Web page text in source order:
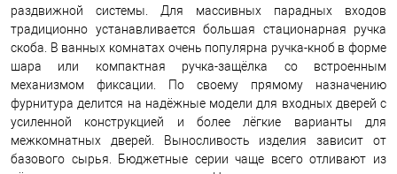
раздвижной системы. Для массивных парадных входов
традиционно устанавливается большая стационарная ручка
скоба. В ванных комнатах очень популярна ручка-кноб в форме
шара или компактная ручка-защёлка со встроенным
механизмом фиксации. По своему прямому назначению
фурнитура делится на надёжные модели для входных дверей с
усиленной конструкцией и более лёгкие варианты для
межкомнатных дверей. Выносливость изделия зависит от
базового сырья. Бюджетные серии чаще всего отливают из